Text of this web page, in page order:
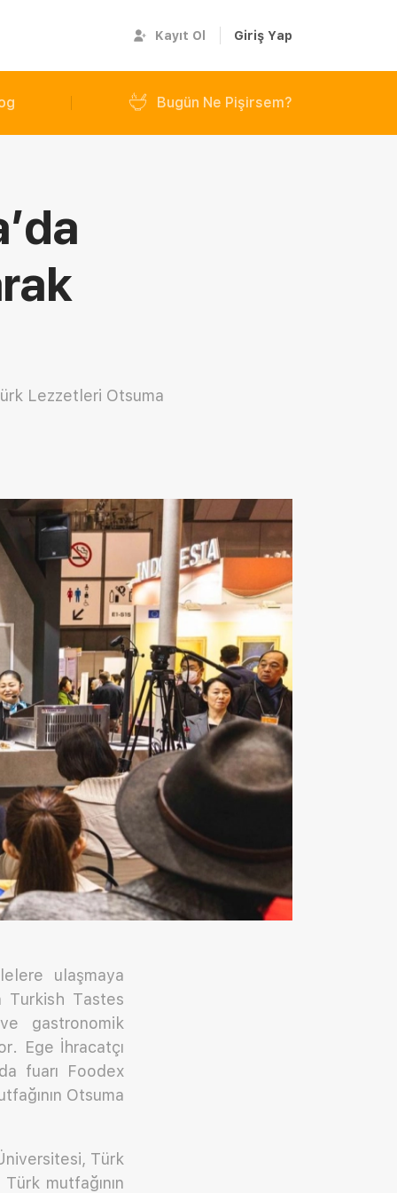
Kayıt Ol Giriş Yap
Bugün Ne Pişirsem?
Lezzetleri Otsuma
ulaşmaya
Turkish Tastes
gastronomik
Ege İhracatçı
fuarı Foodex
Otsuma
Türk
mutfağının